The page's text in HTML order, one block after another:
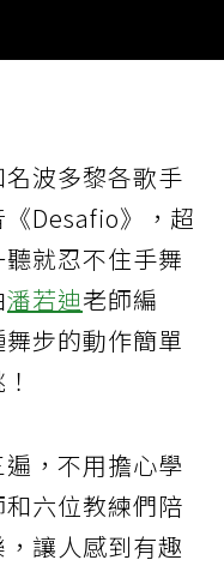
波多黎各歌手
Desafio》，超
就忍不住手舞
潘若迪老師編
步的動作簡單
，不用擔心學
和六位教練們陪
讓人感到有趣